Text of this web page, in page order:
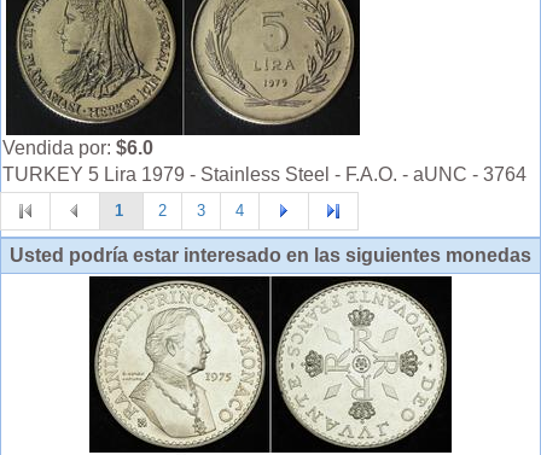
Vendida por: $6.0
TURKEY 5 Lira 1979 - Stainless Steel - F.A.O. - aUNC - 3764
1 2 3 4
Usted podría estar interesado en las siguientes monedas